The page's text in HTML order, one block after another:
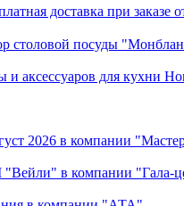
доставка при заказе
столовой посуды
и аксессуаров для кухни
2026 в компании
"Вейли" в компании "Гала-